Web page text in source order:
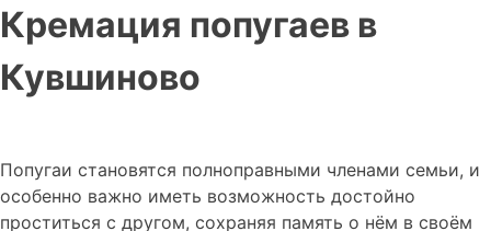
Кремация попугаев в
Кувшиново
Попугаи становятся полноправными членами семьи, и
особенно важно иметь возможность достойно
проститься с другом, сохраняя память о нём в своём